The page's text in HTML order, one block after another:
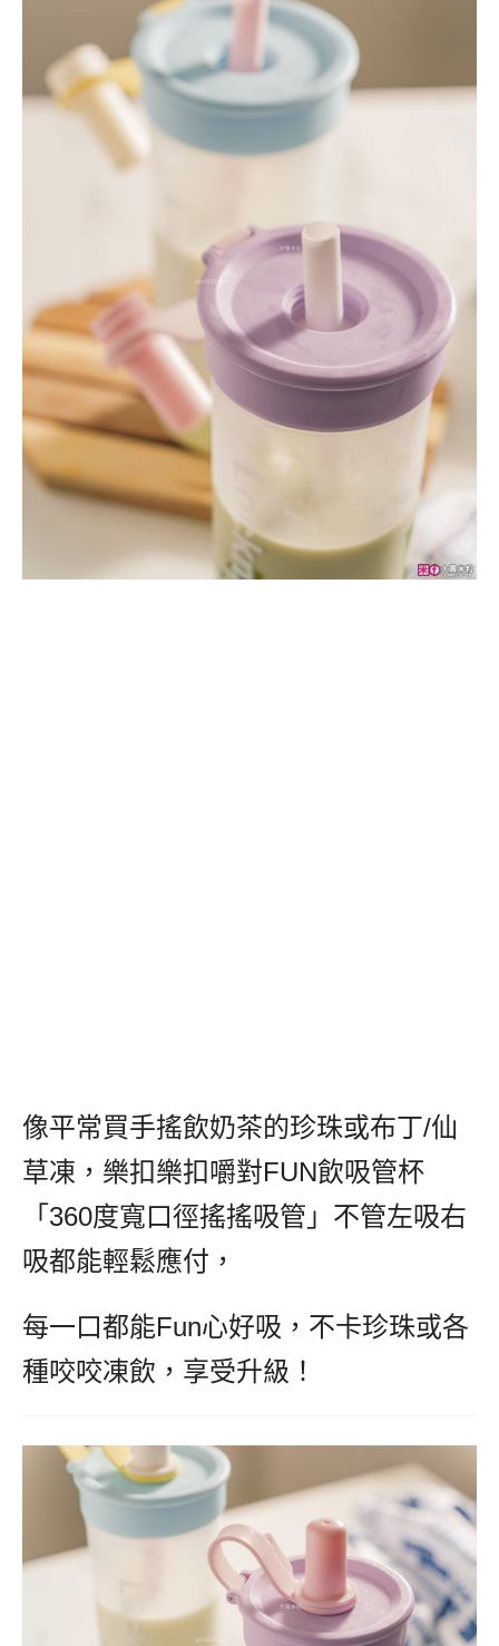
像平常買手搖飲奶茶的珍珠或布丁/仙
草凍，樂扣樂扣嚼對FUN飲吸管杯
「360度寬口徑搖搖吸管」不管左吸右
吸都能輕鬆應付，
每一口都能Fun心好吸，不卡珍珠或各
種咬咬凍飲，享受升級！